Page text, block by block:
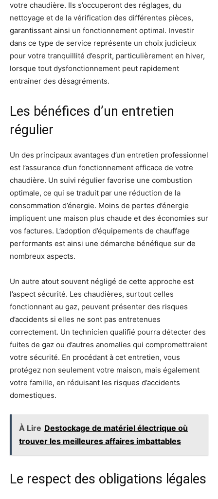
votre chaudière. Ils s’occuperont des réglages, du
nettoyage et de la vérification des différentes pièces,
garantissant ainsi un fonctionnement optimal. Investir
dans ce type de service représente un choix judicieux
pour votre tranquillité d’esprit, particulièrement en hiver,
lorsque tout dysfonctionnement peut rapidement
entraîner des désagréments.
Les bénéfices d’un entretien
régulier
Un des principaux avantages d’un entretien professionnel
est l’assurance d’un fonctionnement efficace de votre
chaudière. Un suivi régulier favorise une combustion
optimale, ce qui se traduit par une réduction de la
consommation d’énergie. Moins de pertes d’énergie
impliquent une maison plus chaude et des économies sur
vos factures. L’adoption d’équipements de chauffage
performants est ainsi une démarche bénéfique sur de
nombreux aspects.
Un autre atout souvent négligé de cette approche est
l’aspect sécurité. Les chaudières, surtout celles
fonctionnant au gaz, peuvent présenter des risques
d’accidents si elles ne sont pas entretenues
correctement. Un technicien qualifié pourra détecter des
fuites de gaz ou d’autres anomalies qui compromettraient
votre sécurité. En procédant à cet entretien, vous
protégez non seulement votre maison, mais également
votre famille, en réduisant les risques d’accidents
domestiques.
À Lire Destockage de matériel électrique où
trouver les meilleures affaires imbattables
Le respect des obligations légales